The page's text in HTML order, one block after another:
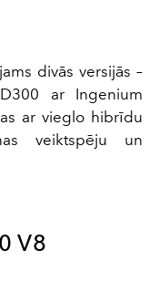
divās versijās –
ar Ingenium
ar vieglo hibrīdu
veiktspēju un
V8